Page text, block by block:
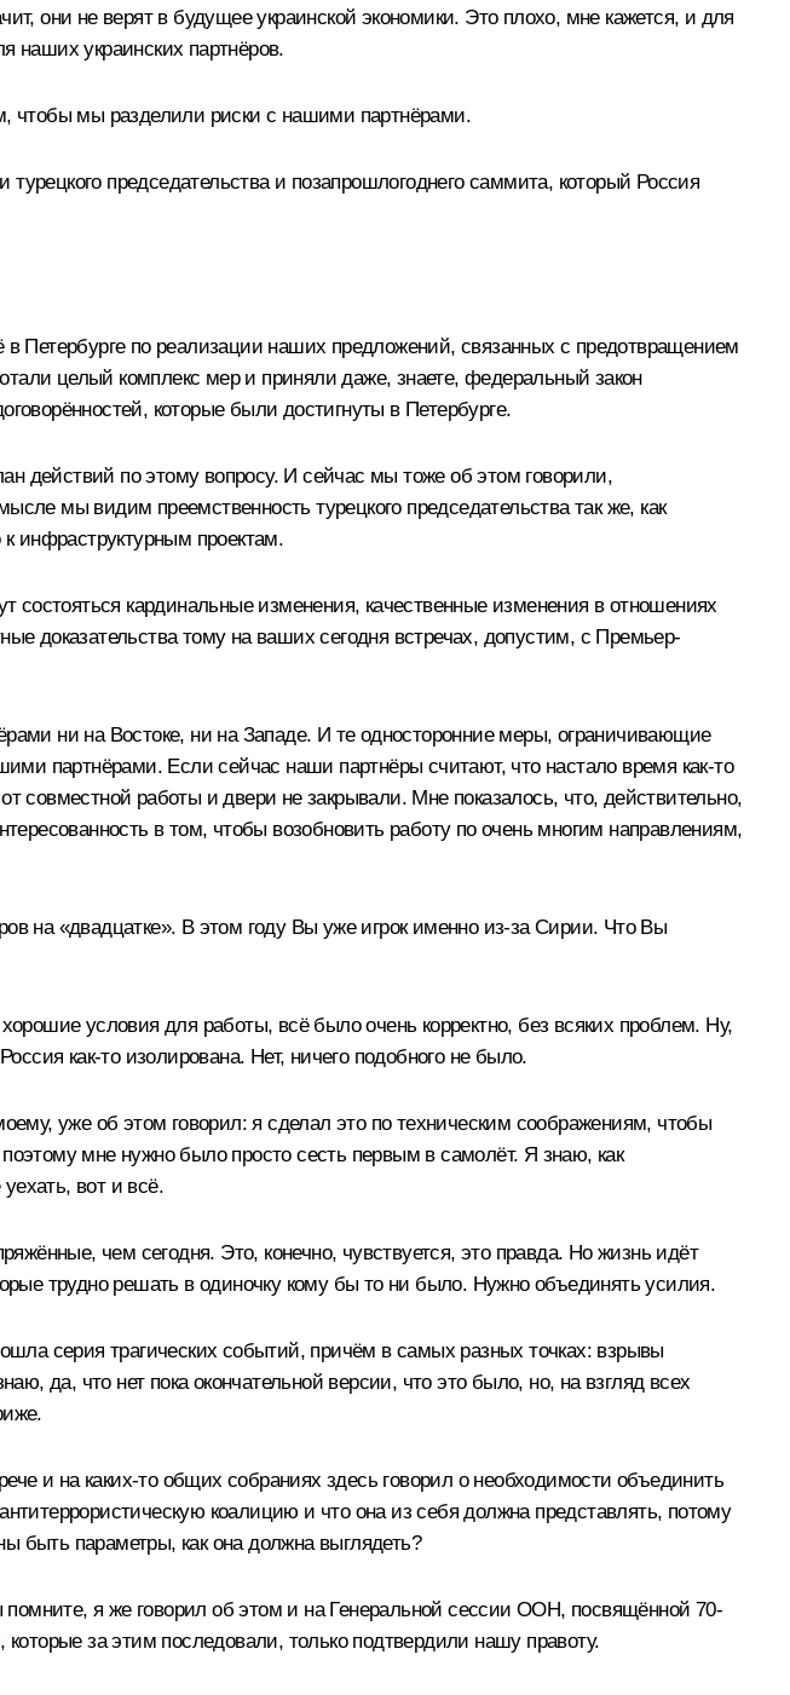
они не верят в будущее украинской экономики. Это плохо, мне кажется, и для
наших украинских партнёров.
чтобы мы разделили риски с нашими партнёрами.
председательства и позапрошлогоднего саммита, который Россия
Петербурге по реализации наших предложений, связанных с предотвращением
целый комплекс мер и приняли даже, знаете, федеральный закон
которые были достигнуты в Петербурге.
действий по этому вопросу. И сейчас мы тоже об этом говорили,
мы видим преемственность турецкого председательства так же, как
инфраструктурным проектам.
кардинальные изменения, качественные изменения в отношениях
доказательства тому на ваших сегодня встречах, допустим, с Премьер-
ни на Востоке, ни на Западе. И те односторонние меры, ограничивающие
партнёрами. Если сейчас наши партнёры считают, что настало время как‑то
совместной работы и двери не закрывали. Мне показалось, что, действительно,
в том, чтобы возобновить работу по очень многим направлениям,
на «двадцатке». В этом году Вы уже игрок именно из‑за Сирии. Что Вы
условия для работы, всё было очень корректно, без всяких проблем. Ну,
как‑то изолирована. Нет, ничего подобного не было.
уже об этом говорил: я сделал это по техническим соображениям, чтобы
мне нужно было просто сесть первым в самолёт. Я знаю, как
вот и всё.
чем сегодня. Это, конечно, чувствуется, это правда. Но жизнь идёт
трудно решать в одиночку кому бы то ни было. Нужно объединять усилия.
серия трагических событий, причём в самых разных точках: взрывы
да, что нет пока окончательной версии, что это было, но, на взгляд всех
и на каких‑то общих собраниях здесь говорил о необходимости объединить
коалицию и что она из себя должна представлять, потому
быть параметры, как она должна выглядеть?
я же говорил об этом и на Генеральной сессии ООН, посвящённой 70-
за этим последовали, только подтвердили нашу правоту.